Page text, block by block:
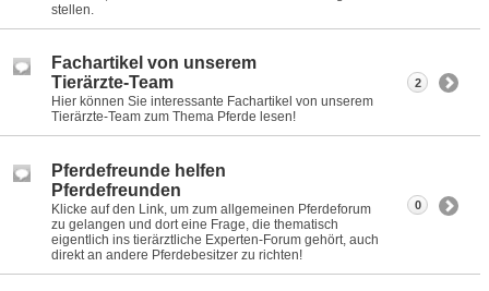
stellen.
Fachartikel von unserem
Tierärzte-Team
Hier können Sie interessante Fachartikel von unserem
Tierärzte-Team zum Thema Pferde lesen!
2
Pferdefreunde helfen
Pferdefreunden
Klicke auf den Link, um zum allgemeinen Pferdeforum
zu gelangen und dort eine Frage, die thematisch
eigentlich ins tierärztliche Experten-Forum gehört, auch
direkt an andere Pferdebesitzer zu richten!
0